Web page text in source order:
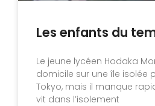
Les enfants du
Le jeune lycéen Hodaka
domicile sur une île isolée
Tokyo, mais il manque
vit dans l’isolement